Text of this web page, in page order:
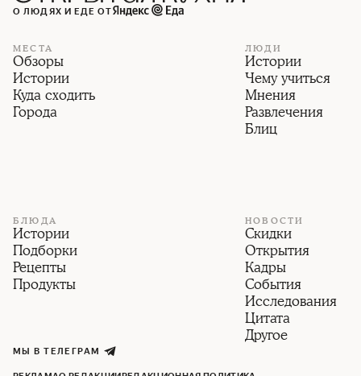
О ЛЮДЯХ И ЕДЕ ОТ
МЕСТА
Обзоры
Истории
Куда сходить
Города
ЛЮДИ
Истории
Чему учиться
Мнения
Развлечения
Блиц
БЛЮДА
Истории
Подборки
Рецепты
Продукты
НОВОСТИ
Скидки
Открытия
Кадры
События
Исследования
Цитата
Другое
МЫ В ТЕЛЕГРАМ